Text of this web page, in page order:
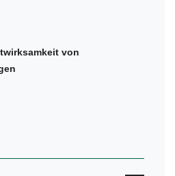
von